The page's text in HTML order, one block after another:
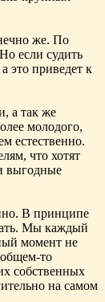
же. По
если судить
это приведет к
а так же
молодого,
естественно.
что хотят
выгодные
В принципе
Мы каждый
момент не
то
собственных
на самом